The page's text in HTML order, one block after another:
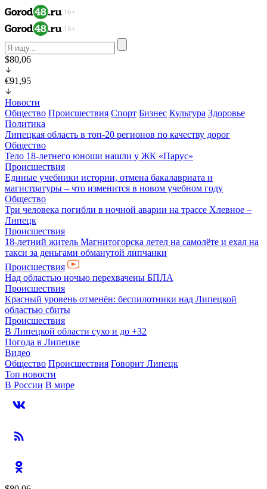
$80,06
€91,95
Новости
Общество Происшествия Спорт Бизнес Культура Здоровье
Политика
Липецкая область в топ-20 регионов по качеству дорог
Общество
Тело 18-летнего юноши нашли у ЖК «Парус»
Происшествия
Единые учебники истории, отмена бакалавриата и
магистратуры – что изменится в новом учебном году
Общество
Три человека погибли в ночной аварии на трассе Хлевное –
Липецк
Происшествия
18-летний житель Магнитогорска летел на самолёте и ехал на
такси за деньгами обманутой липчанки
Происшествия
Над областью ночью перехвачены БПЛА
Происшествия
Красный уровень отменён: беспилотники над Липецкой
областью сбиты
Происшествия
В Липецкой области сухо и до +32
Погода в Липецке
Видео
Общество Происшествия Говорит Липецк
Топ новости
В России В мире